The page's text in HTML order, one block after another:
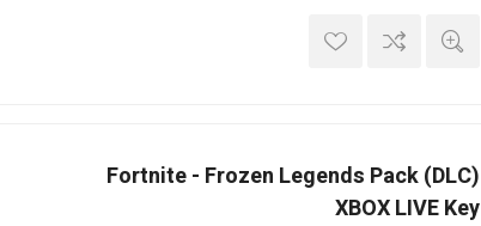
Fortnite - Frozen Legends Pack (DLC)
XBOX LIVE Key